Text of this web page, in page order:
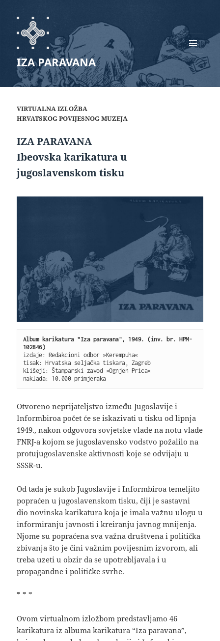
IZA PARAVANA
IZBORNIK
I
WIDGETI
VIRTUALNA IZLOŽBA
HRVATSKOG POVIJESNOG MUZEJA
IZA PARAVANA
Ibeovska karikatura u
jugoslavenskom tisku
Album karikatura "Iza paravana", 1949. (inv. br. HPM-
izdaje: Redakcioni odbor »Kerempuha«
tisak: Hrvatska seljačka tiskara, Zagreb
klišeji: Štamparski zavod »Ognjen Prica«
Otvoreno neprijateljstvo između Jugoslavije i
Informbiroa počet će se iskazivati u tisku od lipnja
1949., nakon odgovora sovjetske vlade na notu vlade
FNRJ-a kojom se jugoslavensko vodstvo požalilo na
protujugoslavenske aktivnosti koje se odvijaju u
SSSR-u.
Od tada je sukob Jugoslavije i Informbiroa temeljito
popraćen u jugoslavenskom tisku, čiji je sastavni
dio novinska karikatura koja je imala važnu ulogu u
informiranju javnosti i kreiranju javnog mnijenja.
Njome su popraćena sva važna društvena i politička
zbivanja što je čini važnim povijesnim izvorom, ali
treba uzeti u obzir da se upotrebljavala i u
propagandne i političke svrhe.
* * *
Ovom virtualnom izložbom predstavljamo 46
karikatura iz albuma karikatura “Iza paravana”,